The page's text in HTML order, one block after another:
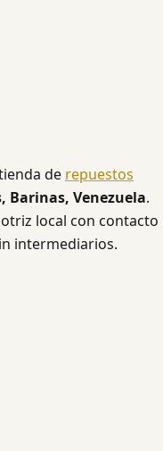
de repuestos
Barinas, Venezuela.
local con contacto
intermediarios.